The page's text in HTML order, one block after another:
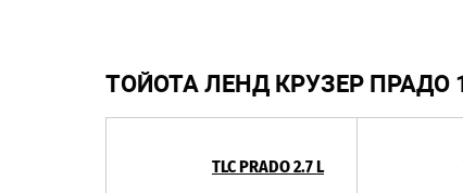
ТОЙОТА ЛЕНД КРУЗЕР ПРАДО
TLC PRADO 2.7 L